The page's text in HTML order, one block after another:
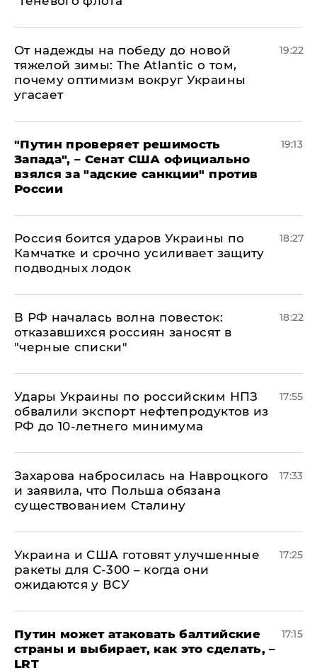
От надежды на победу до новой
тяжелой зимы: The Atlantic о том,
почему оптимизм вокруг Украины
угасает
19:22
"Путин проверяет решимость
Запада", – Сенат США официально
взялся за "адские санкции" против
России
19:13
Россия боится ударов Украины по
Камчатке и срочно усиливает защиту
подводных лодок
18:27
​В РФ началась волна повесток:
отказавшихся россиян заносят в
"черные списки"
18:22
Удары Украины по российским НПЗ
обвалили экспорт нефтепродуктов из
РФ до 10-летнего минимума
17:55
​Захарова набросилась на Навроцкого
и заявила, что Польша обязана
существованием Сталину
17:33
Украина и США готовят улучшенные
ракеты для С-300 – когда они
ожидаются у ВСУ
17:25
Путин может атаковать балтийские
страны и выбирает, как это сделать, –
LRT
17:15